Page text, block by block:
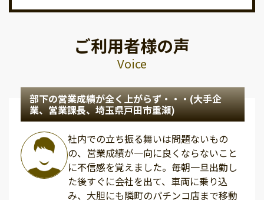
ご利用者様の声
Voice
部下の営業成績が全く上がらず・・・(大手企
業、営業課長、埼玉県戸田市重瀬)
社内での立ち振る舞いは問題ないもの
の、営業成績が一向に良くならないこと
に不信感を覚えました。毎朝一旦出勤し
た後すぐに会社を出て、車両に乗り込
み、大胆にも隣町のパチンコ店まで移動